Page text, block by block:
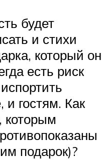
будет
и стихи
который он
есть риск
и гостям. Как
которым
подарок)?